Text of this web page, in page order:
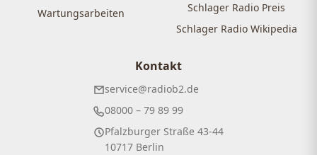
Wartungsarbeiten
Schlager Radio Preis
Schlager Radio Wikipedia
Kontakt
service@radiob2.de
08000 – 79 89 99
Pfalzburger Straße 43-44
10717 Berlin